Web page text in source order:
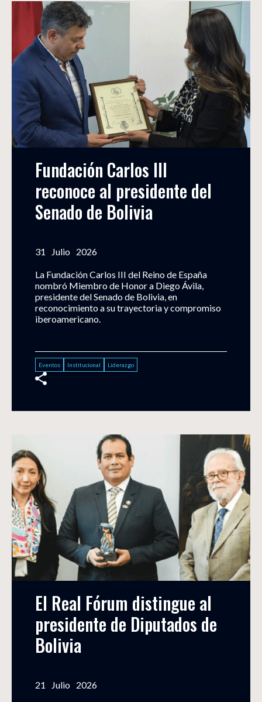
Fundación Carlos III
reconoce al presidente del
Senado de Bolivia
31 Julio 2026
La Fundación Carlos III del Reino de España
nombró Miembro de Honor a Diego Ávila,
presidente del Senado de Bolivia, en
reconocimiento a su trayectoria y compromiso
iberoamericano.
Eventos Institucional Liderazgo
El Real Fórum distingue al
presidente de Diputados de
Bolivia
21 Julio 2026